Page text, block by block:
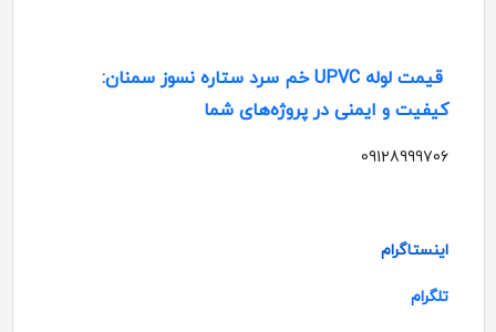
قیمت لوله UPVC خم سرد ستاره نسوز سمنان:
کیفیت و ایمنی در پروژه‌های شما
09128999706
اینستاگرام
تلگرام